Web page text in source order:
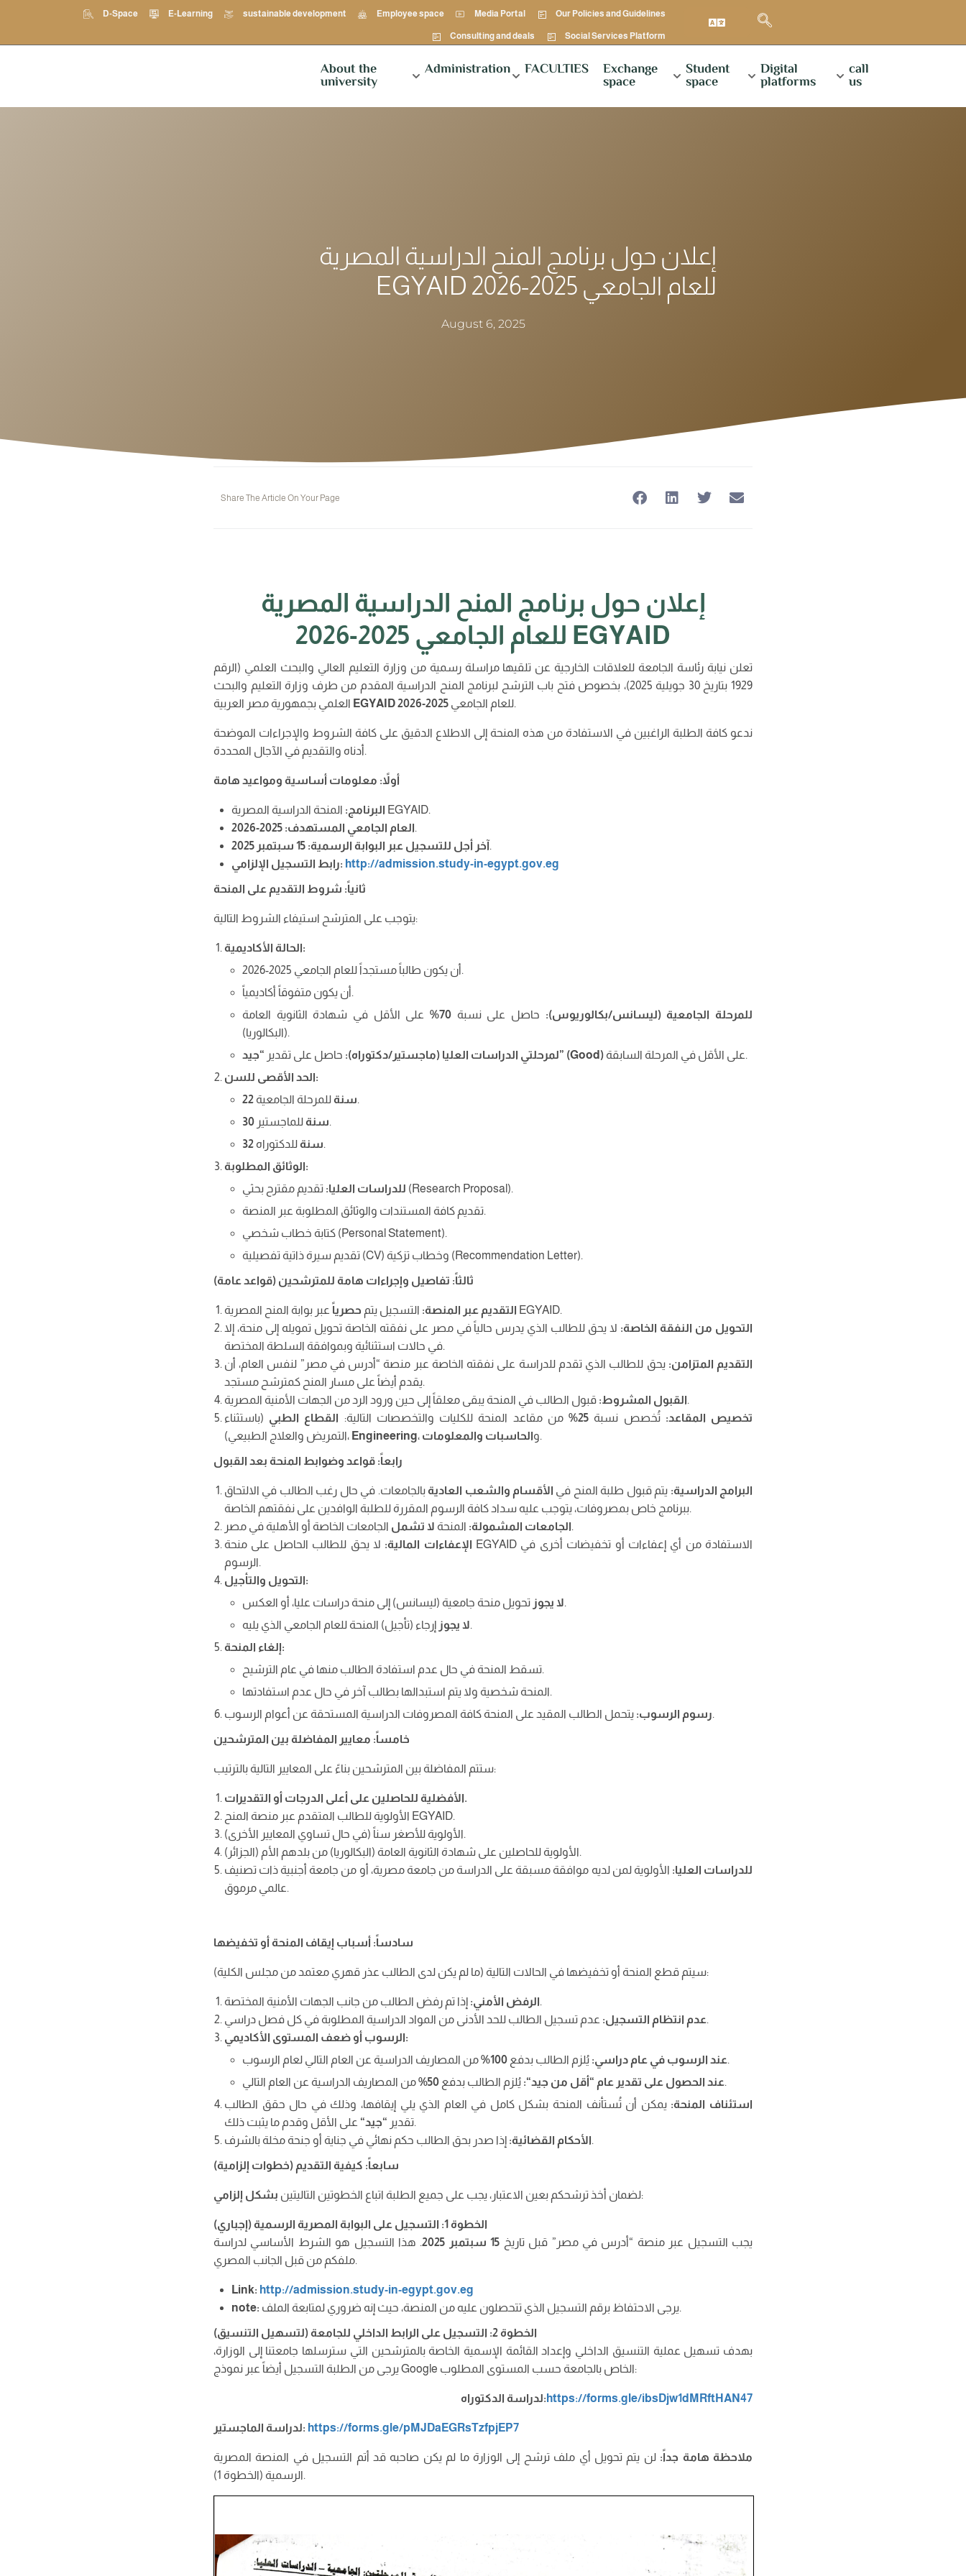
D-Space E-Learning sustainable development Employee space Media Portal Our Policies and Guidelines
Consulting and deals Social Services Platform
About the
university
Administration FACULTIES Exchange
space
Student
space
Digital
platforms
call
us
إعلان حول برنامج المنح الدراسية المصرية
EGYAID للعام الجامعي 2025-2026
August 6, 2025
Share The Article On Your Page
إعلان حول برنامج المنح الدراسية المصرية
EGYAID للعام الجامعي 2025-2026
تعلن نيابة رئاسة الجامعة للعلاقات الخارجية عن تلقيها مراسلة رسمية من وزارة التعليم العالي والبحث العلمي (الرقم
1929 بتاريخ 30 جويلية 2025)، بخصوص فتح باب الترشح لبرنامج المنح الدراسية المقدم من طرف وزارة التعليم والبحث
EGYAID للعام الجامعي 2025-2026 .
ندعو كافة الطلبة الراغبين في الاستفادة من هذه المنحة إلى الاطلاع الدقيق على كافة الشروط والإجراءات الموضحة
أدناه والتقديم في الآجال المحددة.
أولاً: معلومات أساسية ومواعيد هامة
البرنامج :
المنحة الدراسية المصرية EGYAID.
العام الجامعي المستهدف:
2025-2026
.
آخر أجل للتسجيل عبر البوابة الرسمية:
15 سبتمبر 2025
.
رابط التسجيل الإلزامي: http://admission.study-in-egypt.gov.eg
ثانياً: شروط التقديم على المنحة
يتوجب على المترشح استيفاء الشروط التالية:
الحالة الأكاديمية:
أن يكون طالباً مستجداً للعام الجامعي 2025-2026.
أن يكون متفوقاً أكاديمياً.
للمرحلة الجامعية (ليسانس/بكالوريوس): حاصل على نسبة 70%
على الأقل في شهادة الثانوية العامة
(البكالوريا).
لمرحلتي الدراسات العليا (ماجستير/دكتوراه): حاصل على تقدير “جيد ” (Good)
على الأقل في المرحلة السابقة.
الحد الأقصى للسن:
22
سنةللمرحلة الجامعية.
30
سنةللماجستير.
32
سنةللدكتوراه.
الوثائق المطلوبة:
للدراسات العليا:
تقديم مقترح بحثي (Research Proposal).
تقديم كافة المستندات والوثائق المطلوبة عبر المنصة.
كتابة خطاب شخصي (Personal Statement).
تقديم سيرة ذاتية تفصيلية (CV) وخطاب تزكية (Recommendation Letter).
ثالثاً: تفاصيل وإجراءات هامة للمترشحين (قواعد عامة)
التقديم عبر المنصة: التسجيل يتم حصرياً
عبر بوابة المنح المصرية EGYAID.
التحويل من النفقة الخاصة: لا يحق للطالب الذي يدرس حالياً في مصر على نفقته الخاصة تحويل تمويله إلى منحة، إلا
في حالات استثنائية وبموافقة السلطة المختصة.
التقديم المتزامن: يحق للطالب الذي تقدم للدراسة على نفقته الخاصة عبر منصة “أدرس في مصر” لنفس العام، أن
يقدم أيضاً على مسار المنح كمترشح مستجد.
القبول المشروط:
قبول الطالب في المنحة يبقى معلقاً إلى حين ورود الرد من الجهات الأمنية المصرية.
تخصيص المقاعد: تُخصص نسبة 25% من مقاعد المنحة للكليات والتخصصات التالية: القطاع الطبي (باستثناء
التمريض والعلاج الطبيعي)، Engineering ، والحاسبات والمعلومات .
رابعاً: قواعد وضوابط المنحة بعد القبول
البرامج الدراسية: يتم قبول طلبة المنح في الأقسام والشعب العادية بالجامعات. في حال رغب الطالب في الالتحاق
ببرنامج خاص بمصروفات، يتوجب عليه سداد كافة الرسوم المقررة للطلبة الوافدين على نفقتهم الخاصة.
الجامعات المشمولة: المنحة لا تشمل
الجامعات الخاصة أو الأهلية في مصر.
الإعفاءات المالية: لا يحق للطالب الحاصل على منحة EGYAID الاستفادة من أي إعفاءات أو تخفيضات أخرى في
الرسوم.
التحويل والتأجيل:
لا يجوزتحويل منحة جامعية (ليسانس) إلى منحة دراسات عليا، أو العكس.
لا يجوزإرجاء (تأجيل) المنحة للعام الجامعي الذي يليه.
إلغاء المنحة:
تسقط المنحة في حال عدم استفادة الطالب منها في عام الترشيح.
المنحة شخصية ولا يتم استبدالها بطالب آخر في حال عدم استفادتها.
رسوم الرسوب: يتحمل الطالب المقيد على المنحة كافة المصروفات الدراسية المستحقة عن أعوام الرسوب.
خامساً: معايير المفاضلة بين المترشحين
ستتم المفاضلة بين المترشحين بناءً على المعايير التالية بالترتيب:
الأفضلية للحاصلين على أعلى الدرجات أو التقديرات.
الأولوية للطالب المتقدم عبر منصة المنح EGYAID.
الأولوية للأصغر سناً (في حال تساوي المعايير الأخرى).
الأولوية للحاصلين على شهادة الثانوية العامة (البكالوريا) من بلدهم الأم (الجزائر).
للدراسات العليا: الأولوية لمن لديه موافقة مسبقة على الدراسة من جامعة مصرية، أو من جامعة أجنبية ذات تصنيف
عالمي مرموق.
سادساً: أسباب إيقاف المنحة أو تخفيضها
سيتم قطع المنحة أو تخفيضها في الحالات التالية (ما لم يكن لدى الطالب عذر قهري معتمد من مجلس الكلية):
الرفض الأمني:
إذا تم رفض الطالب من جانب الجهات الأمنية المختصة.
عدم انتظام التسجيل:
عدم تسجيل الطالب للحد الأدنى من المواد الدراسية المطلوبة في كل فصل دراسي.
الرسوب أو ضعف المستوى الأكاديمي:
عند الرسوب في عام دراسي: يُلزم الطالب بدفع 100%
من المصاريف الدراسية عن العام التالي لعام الرسوب.
عند الحصول على تقدير عام “أقل من جيد“: يُلزم الطالب بدفع 50%
من المصاريف الدراسية عن العام التالي.
استئناف المنحة: يمكن أن تُستأنف المنحة بشكل كامل في العام الذي يلي إيقافها، وذلك في حال حقق الطالب
تقدير “جيد“
على الأقل وقدم ما يثبت ذلك.
الأحكام القضائية: إذا صدر بحق الطالب حكم نهائي في جناية أو جنحة مخلة بالشرف.
سابعاً: كيفية التقديم (خطوات إلزامية)
لضمان أخذ ترشحكم بعين الاعتبار، يجب على جميع الطلبة اتباع الخطوتين التاليتين بشكل إلزامي :
الخطوة 1: التسجيل على البوابة المصرية الرسمية (إجباري)
يجب التسجيل عبر منصة “أدرس في مصر” قبل تاريخ 15 سبتمبر 2025
. هذا التسجيل هو الشرط الأساسي لدراسة
ملفكم من قبل الجانب المصري.
Link: http://admission.study-in-egypt.gov.eg
note: يرجى الاحتفاظ برقم التسجيل الذي تتحصلون عليه من المنصة، حيث إنه ضروري لمتابعة الملف.
الخطوة 2: التسجيل على الرابط الداخلي للجامعة (لتسهيل التنسيق)
بهدف تسهيل عملية التنسيق الداخلي وإعداد القائمة الإسمية الخاصة بالمترشحين التي سترسلها جامعتنا إلى الوزارة،
يرجى من الطلبة التسجيل أيضاً عبر نموذج Google الخاص بالجامعة حسب المستوى المطلوب:
لدراسة الدكتوراه: https://forms.gle/ibsDjw1dMRftHAN47
لدراسة الماجستير: https://forms.gle/pMJDaEGRsTzfpjEP7
ملاحظة هامة جداً: لن يتم تحويل أي ملف ترشح إلى الوزارة ما لم يكن صاحبه قد أتم التسجيل في المنصة المصرية
الرسمية (الخطوة 1).